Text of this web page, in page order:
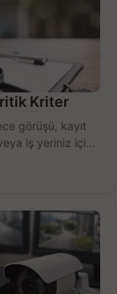
Kriter
görüşü, kayıt
iş yeriniz için